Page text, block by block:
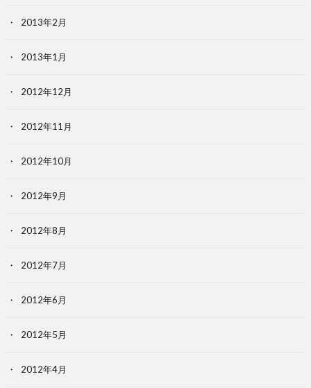
2013年2月
2013年1月
2012年12月
2012年11月
2012年10月
2012年9月
2012年8月
2012年7月
2012年6月
2012年5月
2012年4月